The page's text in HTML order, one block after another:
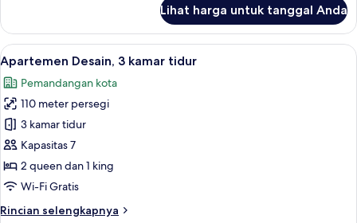
Apartemen
Panorama,
2
kamar
tidur
Lihat harga untuk tanggal Anda
Lihat
semua
foto
untuk
Apartemen
Desain,
3
kamar
Apartemen Desain, 3 kamar tidur |
40
Apartemen Desain, 3 kamar tidur
Pemandangan kota
110 meter persegi
3 kamar tidur
Kapasitas 7
2 queen dan 1 king
Wi-Fi Gratis
Rincian selengkapnya
Rincian